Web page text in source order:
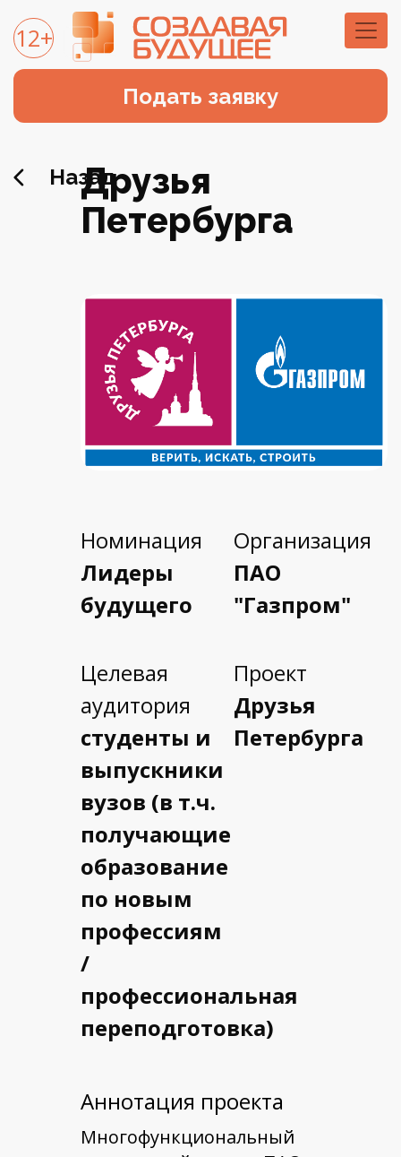
12+
Подать заявку
Назад
Друзья
Петербурга
Номинация
Лидеры
будущего
Целевая
аудитория
студенты и
выпускники
вузов (в т.ч.
получающие
образование
по новым
профессиям
/
профессиональная
переподготовка)
Организация
ПАО
"Газпром"
Проект
Друзья
Петербурга
Аннотация проекта
Многофункциональный